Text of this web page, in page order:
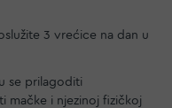
3 vrećice na dan u
se prilagoditi
mačke i njezinoj fizičkoj